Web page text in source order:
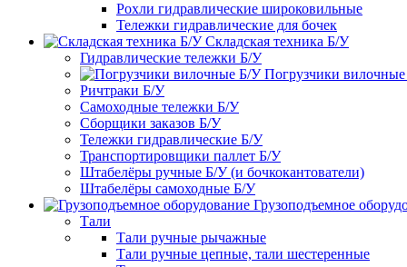
Рохли гидравлические широковильные
Тележки гидравлические для бочек
Складская техника Б/У
Гидравлические тележки Б/У
Погрузчики
Ричтраки Б/У
Самоходные тележки Б/У
Сборщики заказов Б/У
Тележки гидравлические Б/У
Транспортировщики паллет Б/У
Штабелёры ручные Б/У (и бочкокантователи)
Штабелёры самоходные Б/У
Грузоподъемное
Тали
Тали ручные рычажные
Тали ручные цепные, тали шестеренные